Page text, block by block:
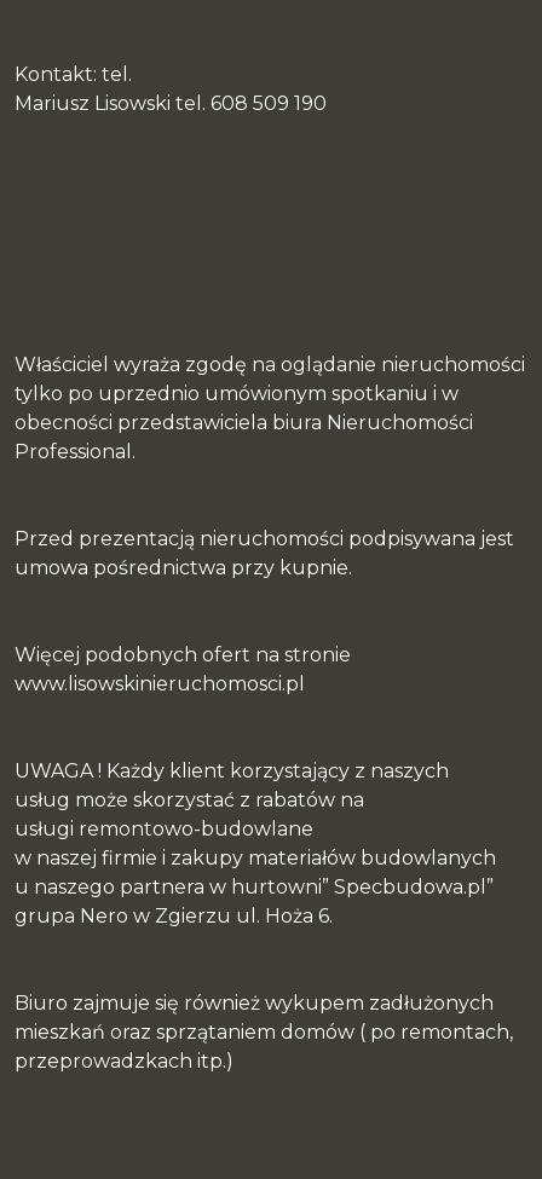
Kontakt: tel.
Mariusz Lisowski tel. 608 509 190
Właściciel wyraża zgodę na oglądanie nieruchomości
tylko po uprzednio umówionym spotkaniu i w
obecności przedstawiciela biura Nieruchomości
Professional.
Przed prezentacją nieruchomości podpisywana jest
umowa pośrednictwa przy kupnie.
Więcej podobnych ofert na stronie
www.lisowskinieruchomosci.pl
UWAGA ! Każdy klient korzystający z naszych
usług może skorzystać z rabatów na
usługi remontowo-budowlane
w naszej firmie i zakupy materiałów budowlanych
u naszego partnera w hurtowni” Specbudowa.pl”
grupa Nero w Zgierzu ul. Hoża 6.
Biuro zajmuje się również wykupem zadłużonych
mieszkań oraz sprzątaniem domów ( po remontach,
przeprowadzkach itp.)